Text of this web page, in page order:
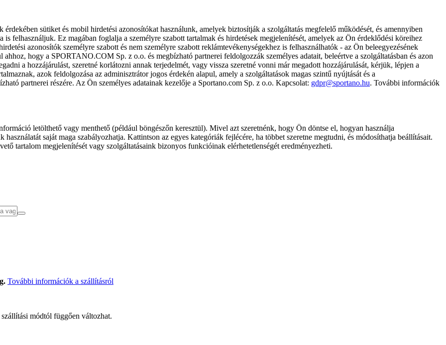
sütiket és mobil hirdetési azonosítókat használunk, amelyek biztosítják a szolgáltatás megfelelő működését, és amennyiben
is felhasználjuk. Ez magában foglalja a személyre szabott tartalmak és hirdetések megjelenítését, amelyek az Ön érdeklődési köreihez
azonosítók személyre szabott és nem személyre szabott reklámtevékenységekhez is felhasználhatók - az Ön beleegyezésének
hogy a SPORTANO.COM Sp. z o.o. és megbízható partnerei feldolgozzák személyes adatait, beleértve a szolgáltatásban és azon
a hozzájárulást, szeretné korlátozni annak terjedelmét, vagy vissza szeretné vonni már megadott hozzájárulását, kérjük, lépjen a
azok feldolgozása az adminisztrátor jogos érdekén alapul, amely a szolgáltatások magas szintű nyújtását és a
partnerei részére. Az Ön személyes adatainak kezelője a Sportano.com Sp. z o.o. Kapcsolat: gdpr@sportano.hu. További információk
letölthető vagy menthető (például böngészőn keresztül). Mivel azt szeretnénk, hogy Ön döntse el, hogyan használja
saját maga szabályozhatja. Kattintson az egyes kategóriák fejlécére, ha többet szeretne megtudni, és módosíthatja beállításait.
tartalom megjelenítését vagy szolgáltatásaink bizonyos funkcióinak elérhetetlenségét eredményezheti.
További információk a szállításról
módtól függően változhat.